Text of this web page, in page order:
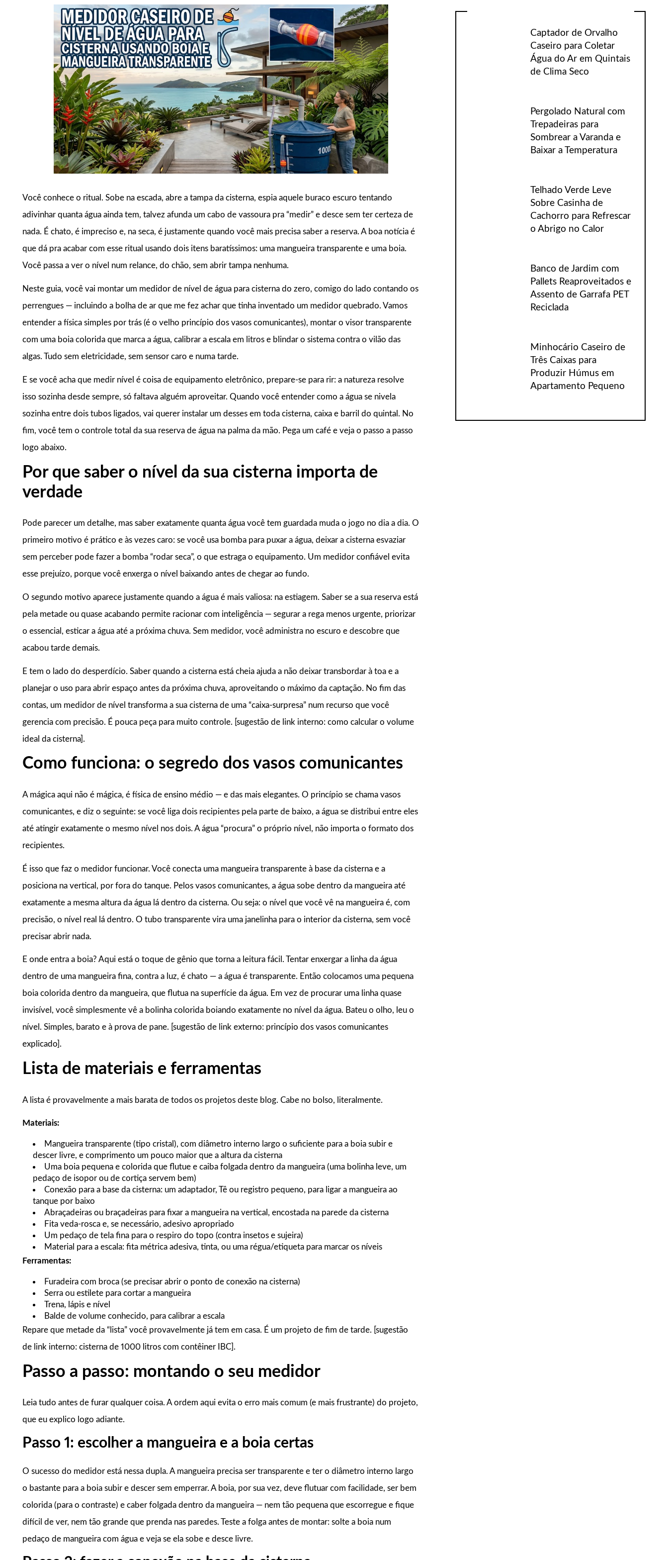
Você conhece o ritual. Sobe na escada, abre a tampa da cisterna, espia aquele buraco escuro tentando
adivinhar quanta água ainda tem, talvez afunda um cabo de vassoura pra “medir” e desce sem ter certeza de
nada. É chato, é impreciso e, na seca, é justamente quando você mais precisa saber a reserva. A boa notícia é
que dá pra acabar com esse ritual usando dois itens baratíssimos: uma mangueira transparente e uma boia.
Você passa a ver o nível num relance, do chão, sem abrir tampa nenhuma.
Neste guia, você vai montar um medidor de nível de água para cisterna do zero, comigo do lado contando os
perrengues — incluindo a bolha de ar que me fez achar que tinha inventado um medidor quebrado. Vamos
entender a física simples por trás (é o velho princípio dos vasos comunicantes), montar o visor transparente
com uma boia colorida que marca a água, calibrar a escala em litros e blindar o sistema contra o vilão das
algas. Tudo sem eletricidade, sem sensor caro e numa tarde.
E se você acha que medir nível é coisa de equipamento eletrônico, prepare-se para rir: a natureza resolve
isso sozinha desde sempre, só faltava alguém aproveitar. Quando você entender como a água se nivela
sozinha entre dois tubos ligados, vai querer instalar um desses em toda cisterna, caixa e barril do quintal. No
fim, você tem o controle total da sua reserva de água na palma da mão. Pega um café e veja o passo a passo
logo abaixo.
Por que saber o nível da sua cisterna importa de
verdade
Pode parecer um detalhe, mas saber exatamente quanta água você tem guardada muda o jogo no dia a dia. O
primeiro motivo é prático e às vezes caro: se você usa bomba para puxar a água, deixar a cisterna esvaziar
sem perceber pode fazer a bomba “rodar seca”, o que estraga o equipamento. Um medidor confiável evita
esse prejuízo, porque você enxerga o nível baixando antes de chegar ao fundo.
O segundo motivo aparece justamente quando a água é mais valiosa: na estiagem. Saber se a sua reserva está
pela metade ou quase acabando permite racionar com inteligência — segurar a rega menos urgente, priorizar
o essencial, esticar a água até a próxima chuva. Sem medidor, você administra no escuro e descobre que
acabou tarde demais.
E tem o lado do desperdício. Saber quando a cisterna está cheia ajuda a não deixar transbordar à toa e a
planejar o uso para abrir espaço antes da próxima chuva, aproveitando o máximo da captação. No fim das
contas, um medidor de nível transforma a sua cisterna de uma “caixa-surpresa” num recurso que você
gerencia com precisão. É pouca peça para muito controle. [sugestão de link interno: como calcular o volume
ideal da cisterna].
Como funciona: o segredo dos vasos comunicantes
A mágica aqui não é mágica, é física de ensino médio — e das mais elegantes. O princípio se chama vasos
comunicantes, e diz o seguinte: se você liga dois recipientes pela parte de baixo, a água se distribui entre eles
até atingir exatamente o mesmo nível nos dois. A água “procura” o próprio nível, não importa o formato dos
recipientes.
É isso que faz o medidor funcionar. Você conecta uma mangueira transparente à base da cisterna e a
posiciona na vertical, por fora do tanque. Pelos vasos comunicantes, a água sobe dentro da mangueira até
exatamente a mesma altura da água lá dentro da cisterna. Ou seja: o nível que você vê na mangueira é, com
precisão, o nível real lá dentro. O tubo transparente vira uma janelinha para o interior da cisterna, sem você
precisar abrir nada.
E onde entra a boia? Aqui está o toque de gênio que torna a leitura fácil. Tentar enxergar a linha da água
dentro de uma mangueira fina, contra a luz, é chato — a água é transparente. Então colocamos uma pequena
boia colorida dentro da mangueira, que flutua na superfície da água. Em vez de procurar uma linha quase
invisível, você simplesmente vê a bolinha colorida boiando exatamente no nível da água. Bateu o olho, leu o
nível. Simples, barato e à prova de pane. [sugestão de link externo: princípio dos vasos comunicantes
explicado].
Lista de materiais e ferramentas
A lista é provavelmente a mais barata de todos os projetos deste blog. Cabe no bolso, literalmente.
Materiais:
Mangueira transparente (tipo cristal), com diâmetro interno largo o suficiente para a boia subir e
descer livre, e comprimento um pouco maior que a altura da cisterna
Uma boia pequena e colorida que flutue e caiba folgada dentro da mangueira (uma bolinha leve, um
pedaço de isopor ou de cortiça servem bem)
Conexão para a base da cisterna: um adaptador, Tê ou registro pequeno, para ligar a mangueira ao
tanque por baixo
Abraçadeiras ou braçadeiras para fixar a mangueira na vertical, encostada na parede da cisterna
Fita veda-rosca e, se necessário, adesivo apropriado
Um pedaço de tela fina para o respiro do topo (contra insetos e sujeira)
Material para a escala: fita métrica adesiva, tinta, ou uma régua/etiqueta para marcar os níveis
Ferramentas:
Furadeira com broca (se precisar abrir o ponto de conexão na cisterna)
Serra ou estilete para cortar a mangueira
Trena, lápis e nível
Balde de volume conhecido, para calibrar a escala
Repare que metade da “lista” você provavelmente já tem em casa. É um projeto de fim de tarde. [sugestão
de link interno: cisterna de 1000 litros com contêiner IBC].
Passo a passo: montando o seu medidor
Leia tudo antes de furar qualquer coisa. A ordem aqui evita o erro mais comum (e mais frustrante) do projeto,
que eu explico logo adiante.
Passo 1: escolher a mangueira e a boia certas
O sucesso do medidor está nessa dupla. A mangueira precisa ser transparente e ter o diâmetro interno largo
o bastante para a boia subir e descer sem emperrar. A boia, por sua vez, deve flutuar com facilidade, ser bem
colorida (para o contraste) e caber folgada dentro da mangueira — nem tão pequena que escorregue e fique
difícil de ver, nem tão grande que prenda nas paredes. Teste a folga antes de montar: solte a boia num
pedaço de mangueira com água e veja se ela sobe e desce livre.
Captador de Orvalho
Caseiro para Coletar
Água do Ar em Quintais
de Clima Seco
Pergolado Natural com
Trepadeiras para
Sombrear a Varanda e
Baixar a Temperatura
Telhado Verde Leve
Sobre Casinha de
Cachorro para Refrescar
o Abrigo no Calor
Banco de Jardim com
Pallets Reaproveitados e
Assento de Garrafa PET
Reciclada
Minhocário Caseiro de
Três Caixas para
Produzir Húmus em
Apartamento Pequeno